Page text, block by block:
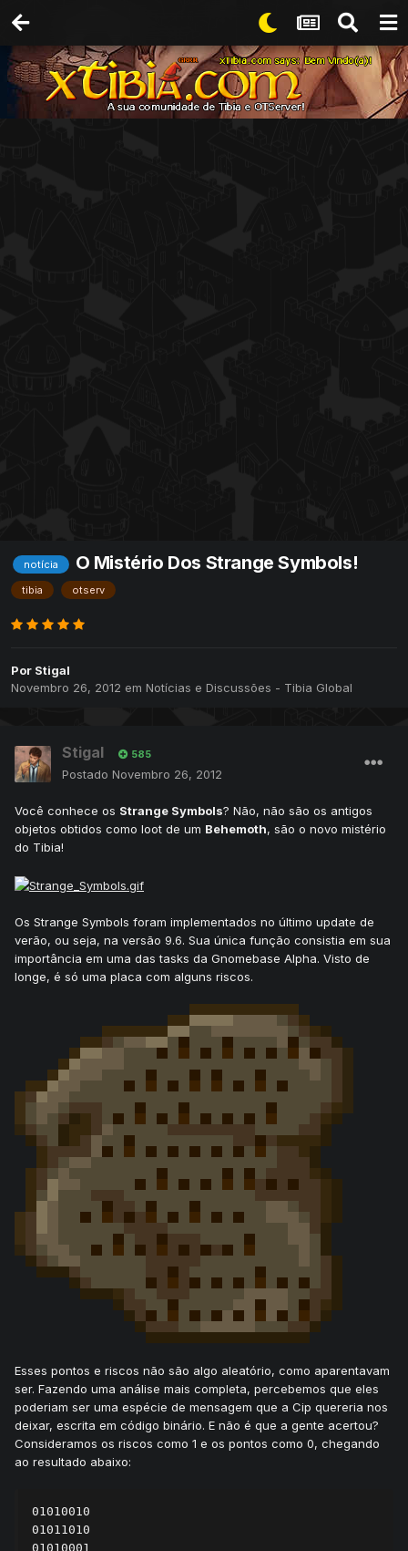
notícia O Mistério Dos Strange Symbols!
tibia otserv
Por Stigal
Novembro 26, 2012 em Notícias e Discussões - Tibia Global
Stigal 585
Postado Novembro 26, 2012
Você conhece os Strange Symbols? Não, não são os antigos
objetos obtidos como loot de um Behemoth, são o novo mistério
do Tibia!
Os Strange Symbols foram implementados no último update de
verão, ou seja, na versão 9.6. Sua única função consistia em sua
importância em uma das tasks da Gnomebase Alpha. Visto de
longe, é só uma placa com alguns riscos.
Esses pontos e riscos não são algo aleatório, como aparentavam
ser. Fazendo uma análise mais completa, percebemos que eles
poderiam ser uma espécie de mensagem que a Cip quereria nos
deixar, escrita em código binário. E não é que a gente acertou?
Consideramos os riscos como 1 e os pontos como 0, chegando
ao resultado abaixo:
01010010
01011010
01010001